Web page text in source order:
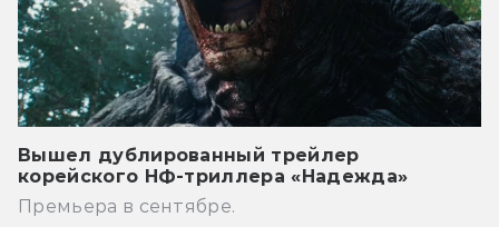
Вышел дублированный трейлер
корейского НФ-триллера «Надежда»
Премьера в сентябре.